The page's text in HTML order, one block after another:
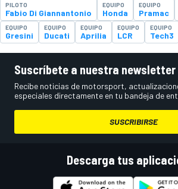
PILOTO
Fabio Di Giannantonio
EQUIPO
Honda
EQUIPO
Pramac
EQUIPO
Gresini
EQUIPO
Ducati
EQUIPO
Aprilia
EQUIPO
LCR
EQUIPO
Tech3
Suscríbete a nuestra newsletter
Recibe noticias de motorsport,
especiales directamente en tu bandeja de
SUSCRIBIRSE
Descarga tus